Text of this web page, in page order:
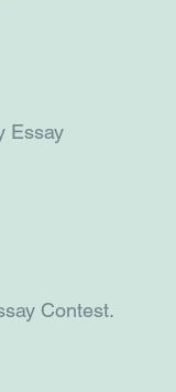
Essay
Contest.